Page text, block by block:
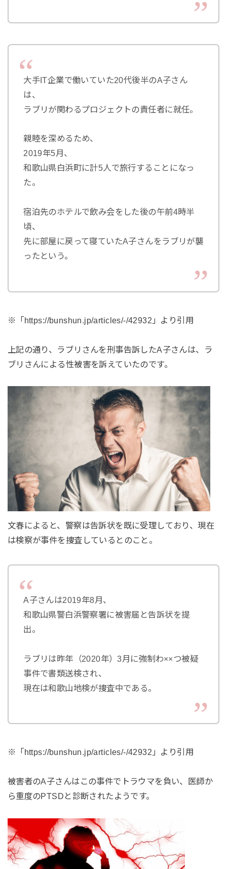
大手IT企業で働いていた20代後半のA子さん
は、
ラブリが関わるプロジェクトの責任者に就任。
親睦を深めるため、
2019年5月、
和歌山県白浜町に計5人で旅行することになっ
た。
宿泊先のホテルで飲み会をした後の午前4時半
頃、
先に部屋に戻って寝ていたA子さんをラブリが襲
ったという。
※「https://bunshun.jp/articles/-/42932」より引用
上記の通り、ラブリさんを刑事告訴したA子さんは、ラ
ブリさんによる性被害を訴えていたのです。
文春によると、警察は告訴状を既に受理しており、現在
は検察が事件を捜査しているとのこと。
A子さんは2019年8月、
和歌山県警白浜警察署に被害届と告訴状を提
出。
ラブリは昨年（2020年）3月に強制わ××つ被疑
事件で書類送検され、
現在は和歌山地検が捜査中である。
※「https://bunshun.jp/articles/-/42932」より引用
被害者のA子さんはこの事件でトラウマを負い、医師か
ら重度のPTSDと診断されたようです。